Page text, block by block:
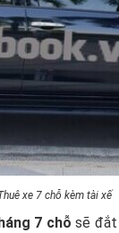
xe 7 chỗ kèm tài xế
7 chỗ sẽ đắt